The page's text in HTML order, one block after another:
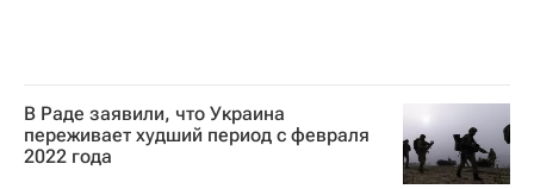
В Раде заявили, что Украина
переживает худший период с февраля
2022 года